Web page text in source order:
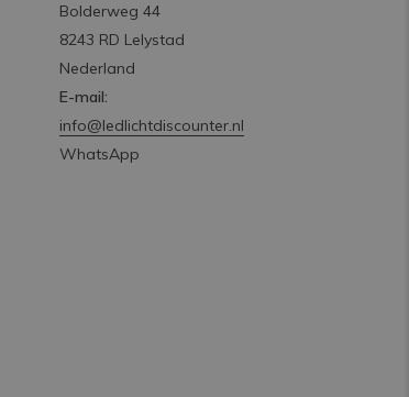
Bolderweg 44
8243 RD Lelystad
Nederland
E-mail:
info@ledlichtdiscounter.nl
WhatsApp